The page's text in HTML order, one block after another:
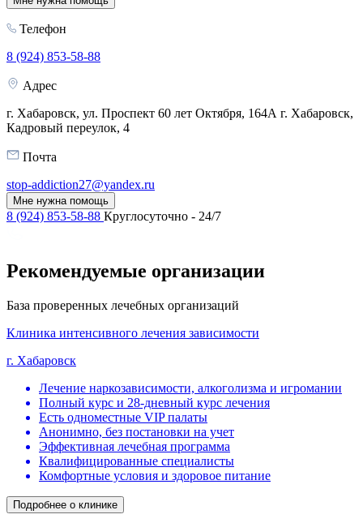
Телефон
8 (924) 853-58-88
Адрес
г. Хабаровск, ул. Проспект 60 лет Октября, 164А г. Хабаровск,
Кадровый переулок, 4
Почта
stop-addiction27@yandex.ru
Мне нужна помощь
8 (924) 853-58-88 Круглосуточно - 24/7
Рекомендуемые организации
База проверенных лечебных организаций
Клиника интенсивного лечения зависимости
г. Хабаровск
Лечение наркозависимости, алкоголизма и игромании
Полный курс и 28-дневный курс лечения
Есть одноместные VIP палаты
Анонимно, без постановки на учет
Эффективная лечебная программа
Квалифицированные специалисты
Комфортные условия и здоровое питание
Подробнее о клинике